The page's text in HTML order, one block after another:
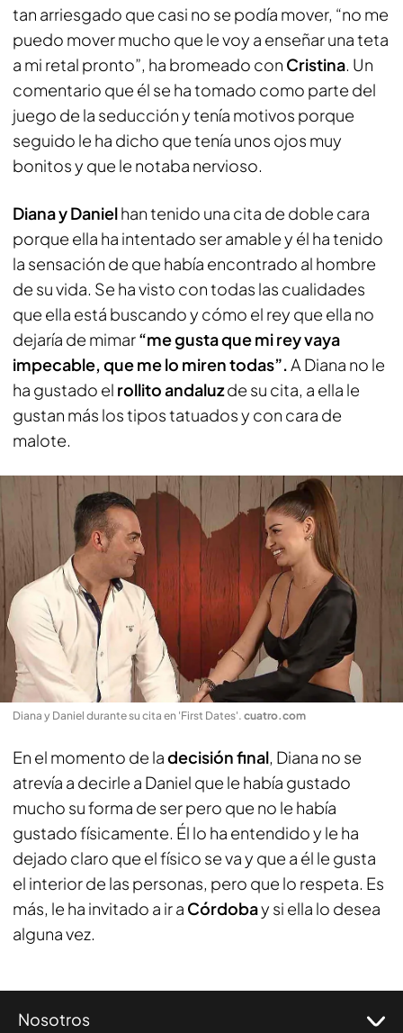
tan arriesgado que casi no se podía mover, “no me
puedo mover mucho que le voy a enseñar una teta
a mi retal pronto”, ha bromeado con Cristina. Un
comentario que él se ha tomado como parte del
juego de la seducción y tenía motivos porque
seguido le ha dicho que tenía unos ojos muy
bonitos y que le notaba nervioso.
Diana y Danielhan tenido una cita de doble cara
porque ella ha intentado ser amable y él ha tenido
la sensación de que había encontrado al hombre
de su vida. Se ha visto con todas las cualidades
que ella está buscando y cómo el rey que ella no
dejaría de mimar“me gusta que mi rey vaya
impecable, que me lo miren todas”.A Diana no le
ha gustado el rollito andaluzde su cita, a ella le
gustan más los tipos tatuados y con cara de
malote.
Diana y Daniel durante su cita en 'First Dates'. cuatro.com
En el momento de ladecisión final, Diana no se
atrevía a decirle a Daniel que le había gustado
mucho su forma de ser pero que no le había
gustado físicamente. Él lo ha entendido y le ha
dejado claro que el físico se va y que a él le gusta
el interior de las personas, pero que lo respeta. Es
más, le ha invitado a ir a Córdobay si ella lo desea
alguna vez.
Nosotros